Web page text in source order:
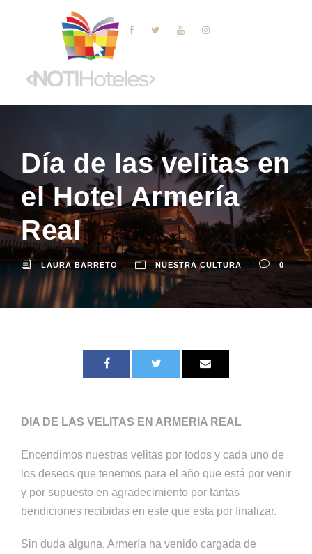
Día de las velitas en
el Hotel Armería
Real
LAURA BARRETO NUESTRA CULTURA 0
DIA DE LAS VELITAS EN ARMERIA REAL
Encendimos nuestras velitas por todos y cada uno de
los deseos que tenemos para el año que está por venir
y por supuesto en agradecimiento por tantas
bendiciones recibidas en este que esta por finalizar.
Sin duda alguna, Armería ha venido cargada de